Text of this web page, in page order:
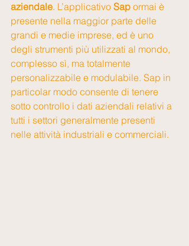
aziendale. L’applicativo Sap ormai è
presente nella maggior parte delle
grandi e medie imprese, ed è uno
degli strumenti più utilizzati al mondo,
complesso sì, ma totalmente
personalizzabile e modulabile. Sap in
particolar modo consente di tenere
sotto controllo i dati aziendali relativi a
tutti i settori generalmente presenti
nelle attività industriali e commerciali.